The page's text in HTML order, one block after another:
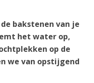
bakstenen van je
het water op,
op de
we van opstijgend